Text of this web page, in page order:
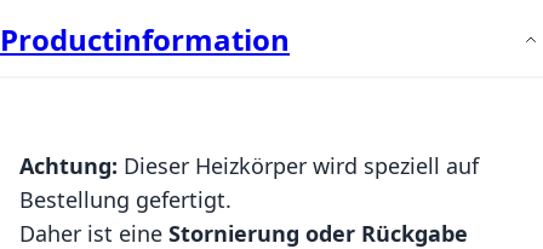
Productinformation
Achtung: Dieser Heizkörper wird speziell auf
Bestellung gefertigt.
Daher ist eine Stornierung oder Rückgabe